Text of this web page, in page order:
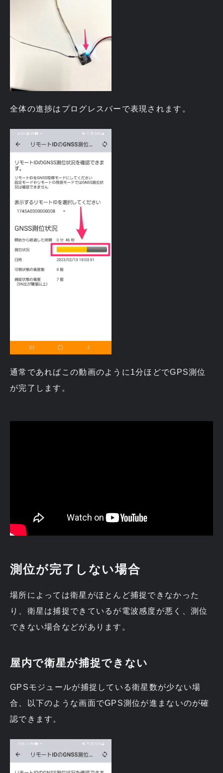
全体の進捗はプログレスバーで表現されます。
通常であればこの動画のように1分ほどでGPS測位
が完了します。
測位が完了しない場合
場所によっては衛星がほとんど捕捉できなかった
り、衛星は捕捉できているが電波感度が悪く、測位
できない場合などがあります。
屋内で衛星が捕捉できない
GPSモジュールが捕捉している衛星数が少ない場
合、以下のような画面でGPS測位が進まないのが確
認できます。